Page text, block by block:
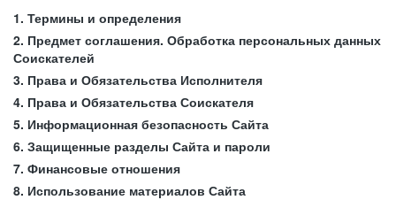
1. Термины и определения
2. Предмет соглашения. Обработка персональных данных
Соискателей
3. Права и Обязательства Исполнителя
4. Права и Обязательства Соискателя
5. Информационная безопасность Сайта
6. Защищенные разделы Сайта и пароли
7. Финансовые отношения
8. Использование материалов Сайта